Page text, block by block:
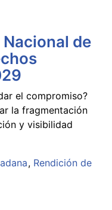
Nacional de
el compromiso?
la fragmentación
y visibilidad
Rendición de